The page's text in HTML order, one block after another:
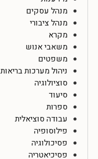
מנהל עסקים
מנהל ציבורי
מקרא
משאבי אנוש
משפטים
ניהול מערכות בריאות
סוציולוגיה
סיעוד
ספרות
עבודה סוציאלית
פילוסופיה
פסיכולוגיה
פסיכיאטריה